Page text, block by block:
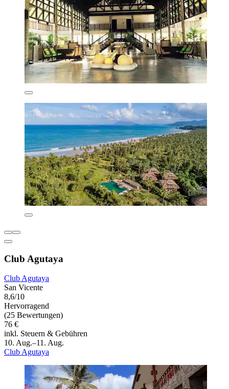
Club Agutaya
Club Agutaya
San Vicente
8,6/10
Hervorragend
(25 Bewertungen)
76 €
inkl. Steuern & Gebühren
10. Aug.–11. Aug.
Club Agutaya